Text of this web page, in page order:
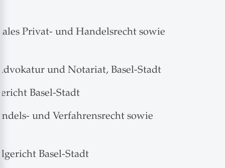
Privat- und Handelsrecht sowie
und Notariat, Basel-Stadt
Basel-Stadt
und Verfahrensrecht sowie
Basel-Stadt